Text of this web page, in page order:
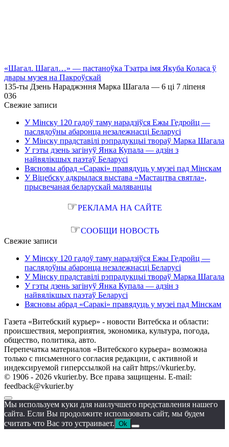
«Шагал. Шагал…» — пастаноўка Тэатра імя Якуба Коласа ў
двары музея на Пакроўскай
135-ты Дзень Нараджэння Марка Шагала — 6 ці 7 ліпеня
036
Свежие записи
У Мінску 120 гадоў таму нарадзіўся Ежы Гедройц —
паслядоўны абаронца незалежнасці Беларусі
У Мінску прадставілі рэпрадукцыі твораў Марка Шагала
У гэты дзень загінуў Янка Купала — адзін з
найвялікшых паэтаў Беларусі
Вясновы абрад «Саракі» правядуць у музеі пад Мінскам
У Віцебску адкрылася выстава «Мастацтва святла»,
прысвечаная беларускай маляванцы
☞РЕКЛАМА НА САЙТЕ
☞СООБЩИ НОВОСТЬ
Свежие записи
У Мінску 120 гадоў таму нарадзіўся Ежы Гедройц —
паслядоўны абаронца незалежнасці Беларусі
У Мінску прадставілі рэпрадукцыі твораў Марка Шагала
У гэты дзень загінуў Янка Купала — адзін з
найвялікшых паэтаў Беларусі
Вясновы абрад «Саракі» правядуць у музеі пад Мінскам
Газета «Витебский курьер» - новости Витебска и области:
происшествия, мероприятия, экономика, культура, погода,
общество, политика, авто.
Перепечатка материалов «Витебского курьера» возможна
только с письменного согласия редакции, с активной и
индексируемой гиперссылкой на сайт https://vkurier.by.
© 1906 - 2026 vkurier.by. Все права защищены. E-mail:
feedback@vkurier.by
Мы используем куки для наилучшего представления нашего
сайта. Если Вы продолжите использовать сайт, мы будем
считать что Вас это устраивает. Ok